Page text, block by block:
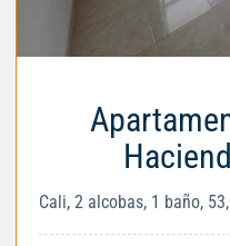
Cali, 2 alcobas, 1 baño,